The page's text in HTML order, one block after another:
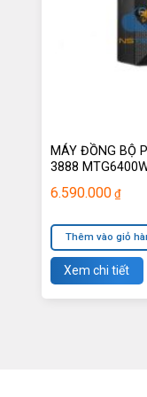
MÁY ĐỒNG BỘ
3888
6.590.000 ₫
Thêm vào giỏ
Xem chi tiết